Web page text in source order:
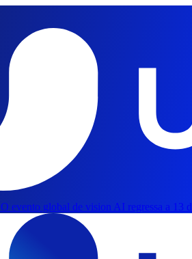
O evento global de vision AI regressa a 13